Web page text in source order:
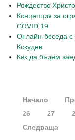
Рождество
Концепция за
COVID 19
Онлайн-беседа
Кокудев
Как да бъдем
Начало
26
27
Следваща